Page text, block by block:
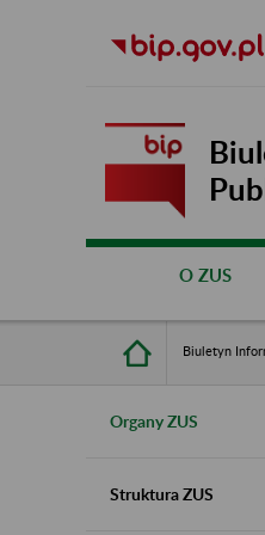
O ZUS
Biuletyn
Organy ZUS
Struktura ZUS